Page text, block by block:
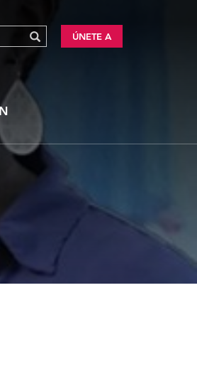
ÚNETE A